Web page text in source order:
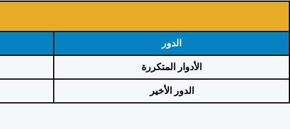
الدور
الأدوار المتكررة
الدور الأخير